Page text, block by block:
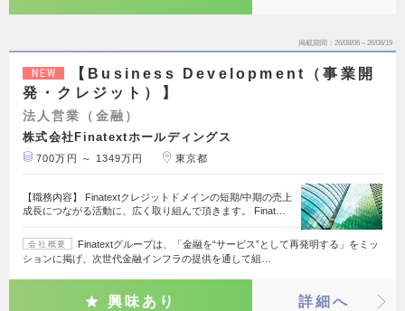
掲載期間 26/08/06～26/08/19
NEW
【Business Development（事業開
発・クレジット）】
法人営業（金融）
株式会社Finatextホールディングス
700万円 ～ 1349万円 東京都
【職務内容】 Finatextクレジットドメインの短期/中期の売上
成長につながる活動に、広く取り組んで頂きます。 Finat…
会社概要
Finatextグループは、「金融を“サービス”として再発明する」をミッ
ションに掲げ、次世代金融インフラの提供を通して組…
興味あり 詳細へ